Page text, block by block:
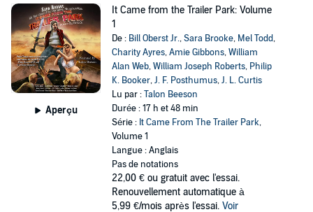
Aperçu
It Came from the Trailer Park: Volume
1
De : Bill Oberst Jr.,Sara Brooke, Mel Todd,
Charity Ayres,Amie Gibbons,William
Alan Web,William Joseph Roberts, Philip
K. Booker,J. F. Posthumus,J. L. Curtis
Lu par :Talon Beeson
Durée : 17 h et 48 min
Série : It Came From The Trailer Park,
Volume 1
Langue : Anglais
Pas de notations
22,00 € ou gratuit avec l'essai.
Renouvellement automatique à
5,99 €/mois après l'essai. Voir